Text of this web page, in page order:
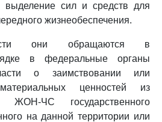
выделение сил и средств для
жизнеобеспечения.
они обращаются в
в федеральные органы
о заимствовании или
ценностей из
ЖОН-ЧС государственного
на данной территории или